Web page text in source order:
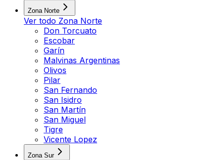
Zona Norte
Ver todo Zona Norte
Don Torcuato
Escobar
Garín
Malvinas Argentinas
Olivos
Pilar
San Fernando
San Isidro
San Martín
San Miguel
Tigre
Vicente Lopez
Zona Sur